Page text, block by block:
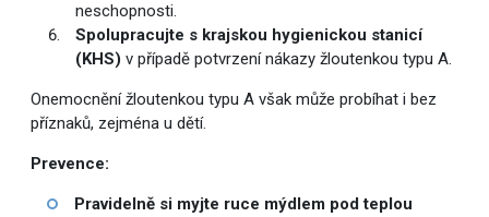
neschopnosti.
Spolupracujte s krajskou hygienickou stanicí
(KHS) v případě potvrzení nákazy žloutenkou typu A.
Onemocnění žloutenkou typu A však může probíhat i bez
příznaků, zejména u dětí.
Prevence:
Pravidelně si myjte ruce mýdlem pod teplou